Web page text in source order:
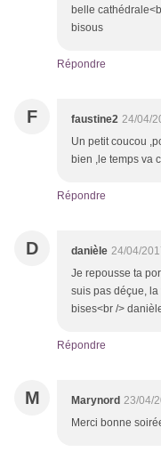
belle
bisous
Répondre
F faustine2 24/04/
Un petit coucou
bien ,le temps va
Répondre
D danièle 24/04/
Je repousse ta
suis pas déçue,
bises<br />
Répondre
M Marynord 23/04/
Merci bonne